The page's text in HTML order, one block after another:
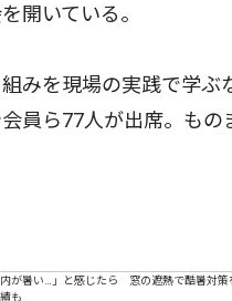
開いている。
みを現場の実践で学ぶ
員ら77人が出席。もの